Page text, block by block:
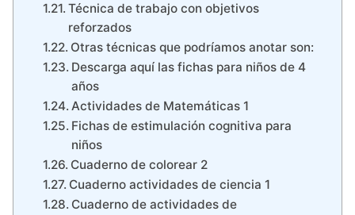
Técnica de trabajo con objetivos
reforzados
Otras técnicas que podríamos anotar son:
Descarga aquí las fichas para niños de 4
años
Actividades de Matemáticas 1
Fichas de estimulación cognitiva para
niños
Cuaderno de colorear 2
Cuaderno actividades de ciencia 1
Cuaderno de actividades de